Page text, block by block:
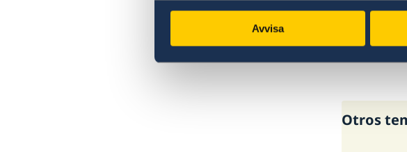
Avvisa
públicas y
toma de
Otros